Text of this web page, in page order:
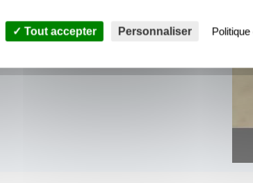
Tout accepter Personnaliser